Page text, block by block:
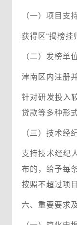
（一）项目支
获得区“揭榜
（二）发榜单
津南区内注册
针对研发投入
贷款等多种形
（三）技术经
支持技术经纪
布的，给予每
按照不超过项
六、重要要求